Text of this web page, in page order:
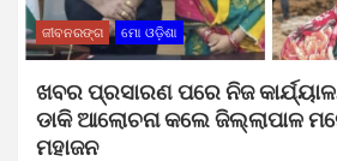
ଜୀବନରଙ୍ଗ ମୋ ଓଡ଼ିଶା
ଖବର ପ୍ରସାରଣ ପରେ ନିଜ
ଡାକି ଆଲୋଚନା କଲେ ଜିଲ୍ଲାପାଳ
ମହାଜନ